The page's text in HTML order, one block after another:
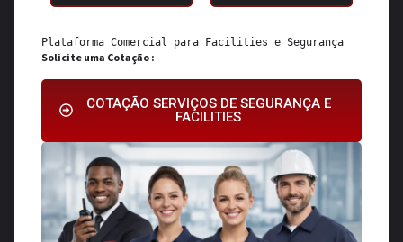
Plataforma Comercial para Facilities e Segurança
Solicite uma Cotação :
COTAÇÃO SERVIÇOS DE SEGURANÇA E
FACILITIES